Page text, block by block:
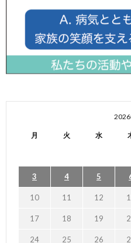
月 火 水
3 4 5
10 11 12
17 18 19
24 25 26